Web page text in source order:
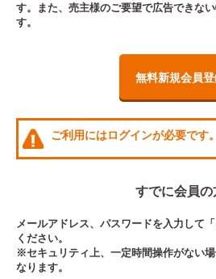
す。また、売主様のご要望で広告できな
す。
無料新規会員
ご利用にはログインが必要です。
すでに会員の
メールアドレス、パスワードを入力して
ください。
※セキュリティ上、一定時間操作がない
なります。